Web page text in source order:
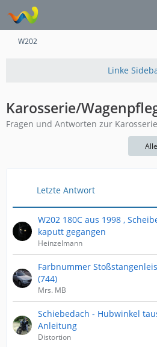
W202
Karosserie/
Fragen und Antworten zur
Letzte Antwort
W202 180C aus 1998 ,
kaputt gegangen
Heinzelmann
Farbnummer
(744)
Mrs. MB
Schiebedach - Hubwinkel
Anleitung
Distortion